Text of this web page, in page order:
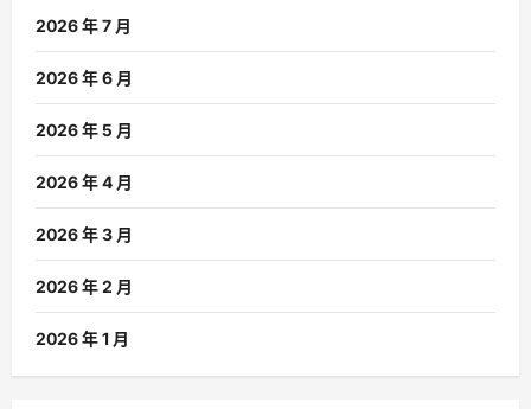
2026 年 7 月
2026 年 6 月
2026 年 5 月
2026 年 4 月
2026 年 3 月
2026 年 2 月
2026 年 1 月